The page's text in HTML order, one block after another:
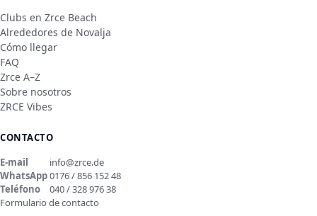
Clubs en Zrce Beach
Alrededores de Novalja
Cómo llegar
FAQ
Zrce A–Z
Sobre nosotros
ZRCE Vibes
CONTACTO
E-mail
info@zrce.de
WhatsApp0176 / 856 152 48
Teléfono
040 / 328 976 38
Formulario de contacto